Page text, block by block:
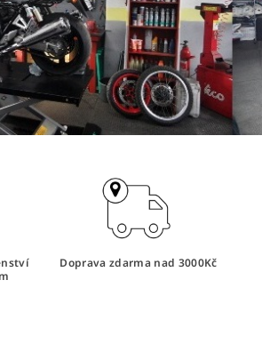
Doprava zdarma nad 3000Kč